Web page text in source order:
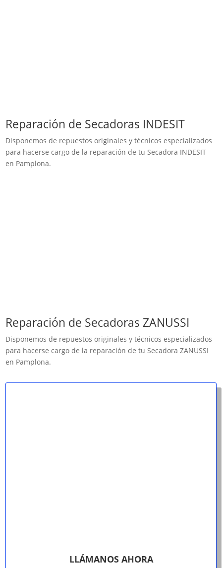
Reparación de Secadoras INDESIT
Disponemos de repuestos originales y técnicos especializados
para hacerse cargo de la reparación de tu Secadora INDESIT
en Pamplona.
Reparación de Secadoras ZANUSSI
Disponemos de repuestos originales y técnicos especializados
para hacerse cargo de la reparación de tu Secadora ZANUSSI
en Pamplona.
LLÁMANOS AHORA